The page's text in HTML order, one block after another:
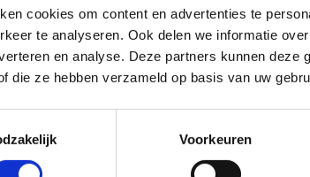
cookies om content en advertenties te
te analyseren. Ook delen we informatie
en analyse. Deze partners kunnen
die ze hebben verzameld op basis van uw
Voorkeuren
- Datum en gewenste tijden voor
- Geschat aantal deelnemers
- Eventuele extra benodigde
Of je nu een enkele les, een heel
schooljaar wilt reserveren, wij
Heb je specifieke materialen
ons weten in je e-mail, en wij